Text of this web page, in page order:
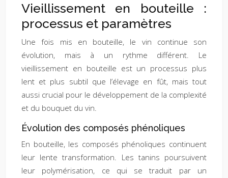
Vieillissement en bouteille :
processus et paramètres
Une fois mis en bouteille, le vin continue son
évolution, mais à un rythme différent. Le
vieillissement en bouteille est un processus plus
lent et plus subtil que l’élevage en fût, mais tout
aussi crucial pour le développement de la complexité
et du bouquet du vin.
Évolution des composés phénoliques
En bouteille, les composés phénoliques continuent
leur lente transformation. Les tanins poursuivent
leur polymérisation, ce qui se traduit par un